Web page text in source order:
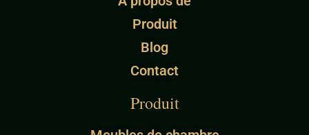
Produit
Blog
Contact
Produit